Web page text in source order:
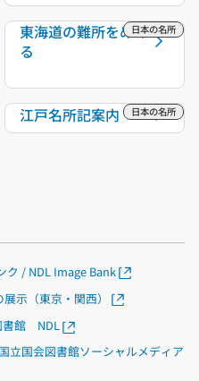
東海道の難所をめぐ
る
江戸名所記案内
ク / NDL Image Bank
示（東京・関西）
書館 NDL
国立国会図書館ソーシャルメディア